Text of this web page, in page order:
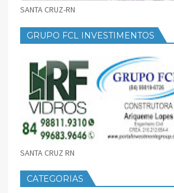
SANTA CRUZ-RN
GRUPO FCL INVESTIMENTOS
SANTA CRUZ RN
CATEGORIAS